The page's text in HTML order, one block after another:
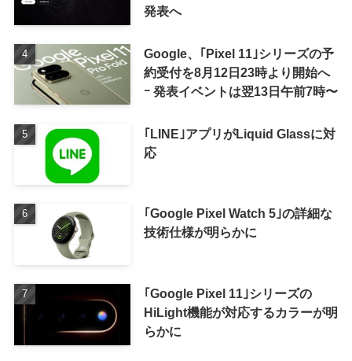
発表へ
Google、｢Pixel 11｣シリーズの予
約受付を8月12日23時より開始へ
ｰ 発表イベントは翌13日午前7時〜
｢LINE｣アプリがLiquid Glassに対
応
｢Google Pixel Watch 5｣の詳細な
技術仕様が明らかに
｢Google Pixel 11｣シリーズの
HiLight機能が対応するカラーが明
らかに